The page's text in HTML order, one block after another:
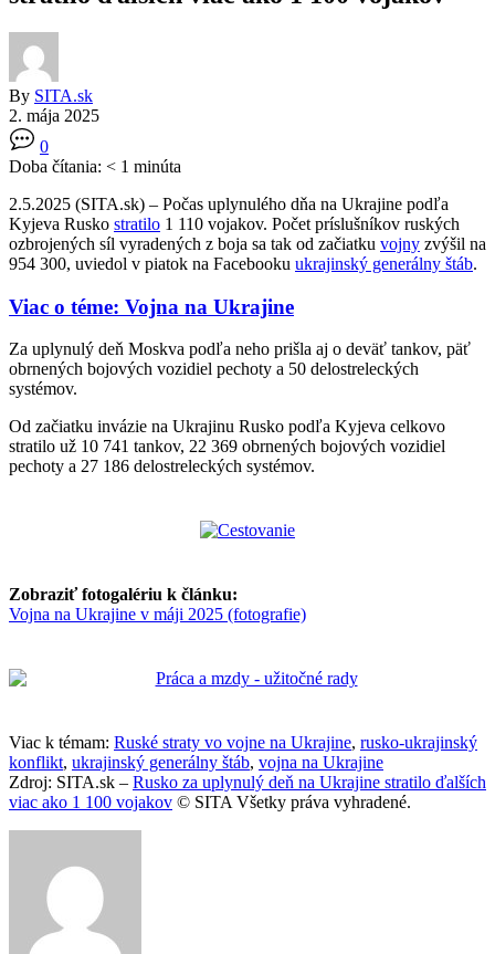
By SITA.sk
2. mája 2025
0
Doba čítania: < 1 minúta
2.5.2025 (SITA.sk) – Počas uplynulého dňa na Ukrajine podľa
Kyjeva Rusko stratilo 1 110 vojakov. Počet príslušníkov ruských
ozbrojených síl vyradených z boja sa tak od začiatku vojny zvýšil na
954 300, uviedol v piatok na Facebooku ukrajinský generálny štáb.
Viac o téme: Vojna na Ukrajine
Za uplynulý deň Moskva podľa neho prišla aj o deväť tankov, päť
obrnených bojových vozidiel pechoty a 50 delostreleckých
systémov.
Od začiatku invázie na Ukrajinu Rusko podľa Kyjeva celkovo
stratilo už 10 741 tankov, 22 369 obrnených bojových vozidiel
pechoty a 27 186 delostreleckých systémov.
Zobraziť fotogalériu k článku:
Vojna na Ukrajine v máji 2025 (fotografie)
Viac k témam: Ruské straty vo vojne na Ukrajine, rusko-ukrajinský
konflikt, ukrajinský generálny štáb, vojna na Ukrajine
Zdroj: SITA.sk – Rusko za uplynulý deň na Ukrajine stratilo ďalších
viac ako 1 100 vojakov © SITA Všetky práva vyhradené.